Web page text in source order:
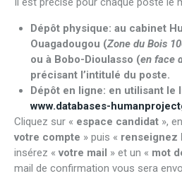
Dépôt physique: au cabinet
Ouagadougou (Zone du Bois
ou à Bobo-Dioulasso (en face
précisant l’intitulé du poste.
Dépôt en ligne: en utilisant le
www.databases-
Cliquez sur « espace candidat »,
votre compte » puis « renseignez
insérez « votre mail » et un « mot
mail de confirmation vous sera